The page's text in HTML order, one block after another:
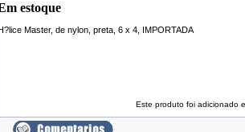
estoque
Master, de nylon, preta, 6 x 4, IMPORTADA
Este produto foi adicionado